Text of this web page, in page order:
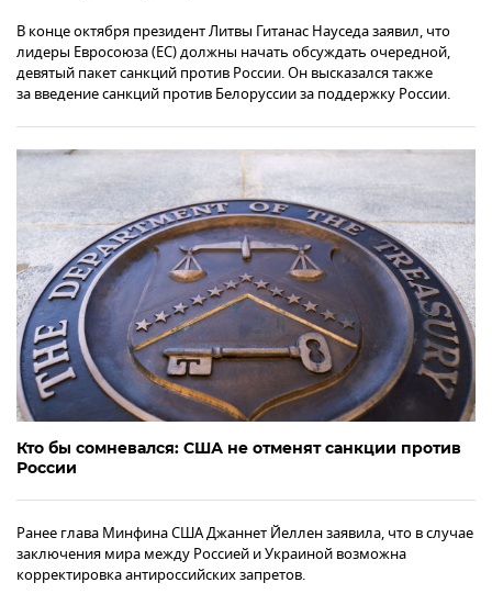
В конце октября президент Литвы Гитанас Науседа заявил, что
лидеры Евросоюза (ЕС) должны начать обсуждать очередной,
девятый пакет санкций против России. Он высказался также
за введение санкций против Белоруссии за поддержку России.
Кто бы сомневался: США не отменят санкции против
России
Ранее глава Минфина США Джаннет Йеллен заявила, что в случае
заключения мира между Россией и Украиной возможна
корректировка антироссийских запретов.